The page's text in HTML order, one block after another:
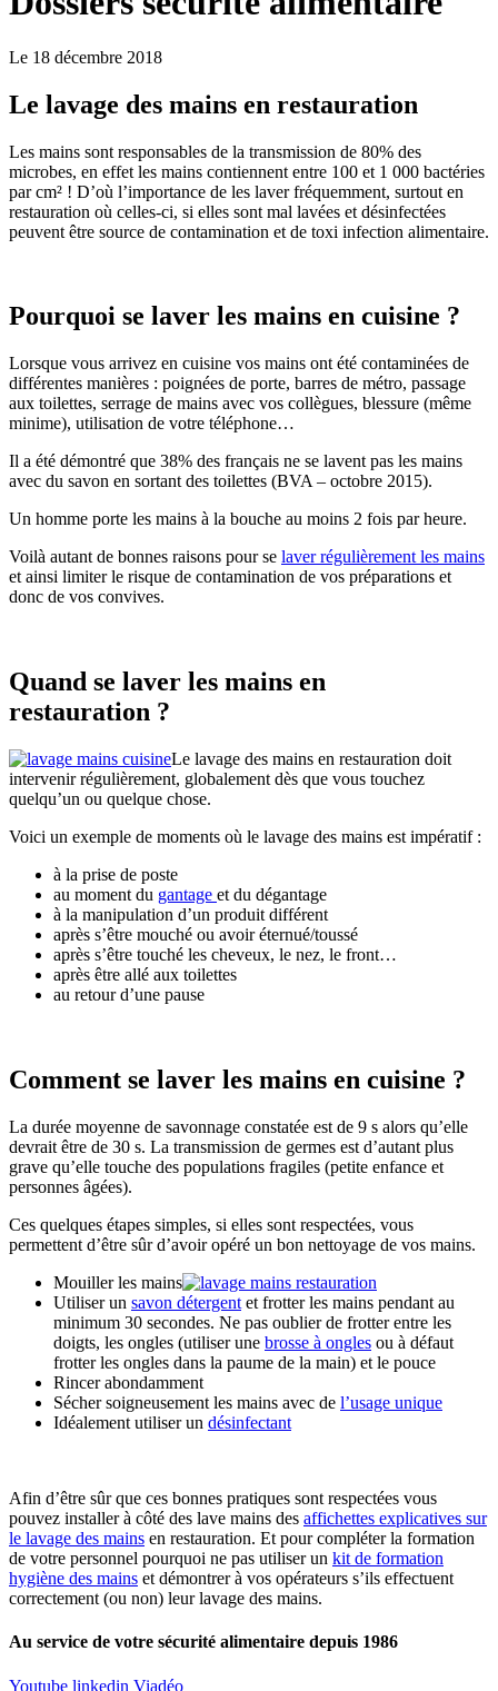
Le 18 décembre 2018
Le lavage des mains en restauration
Les mains sont responsables de la transmission de 80% des
microbes, en effet les mains contiennent entre 100 et 1 000 bactéries
par cm² ! D’où l’importance de les laver fréquemment, surtout en
restauration où celles-ci, si elles sont mal lavées et désinfectées
peuvent être source de contamination et de toxi infection alimentaire.
Pourquoi se laver les mains en cuisine ?
Lorsque vous arrivez en cuisine vos mains ont été contaminées de
différentes manières : poignées de porte, barres de métro, passage
aux toilettes, serrage de mains avec vos collègues, blessure (même
minime), utilisation de votre téléphone…
Il a été démontré que 38% des français ne se lavent pas les mains
avec du savon en sortant des toilettes (BVA – octobre 2015).
Un homme porte les mains à la bouche au moins 2 fois par heure.
Voilà autant de bonnes raisons pour se laver régulièrement les mains
et ainsi limiter le risque de contamination de vos préparations et
donc de vos convives.
Quand se laver les mains en
restauration ?
Le lavage des mains en restauration doit
intervenir régulièrement, globalement dès que vous touchez
quelqu’un ou quelque chose.
Voici un exemple de moments où le lavage des mains est impératif :
à la prise de poste
au moment du gantage et du dégantage
à la manipulation d’un produit différent
après s’être mouché ou avoir éternué/toussé
après s’être touché les cheveux, le nez, le front…
après être allé aux toilettes
au retour d’une pause
Comment se laver les mains en cuisine ?
La durée moyenne de savonnage constatée est de 9 s alors qu’elle
devrait être de 30 s. La transmission de germes est d’autant plus
grave qu’elle touche des populations fragiles (petite enfance et
personnes âgées).
Ces quelques étapes simples, si elles sont respectées, vous
permettent d’être sûr d’avoir opéré un bon nettoyage de vos mains.
Mouiller les mains
Utiliser un savon détergent et frotter les mains pendant au
minimum 30 secondes. Ne pas oublier de frotter entre les
doigts, les ongles (utiliser une brosse à ongles ou à défaut
frotter les ongles dans la paume de la main) et le pouce
Rincer abondamment
Sécher soigneusement les mains avec de l’usage unique
Idéalement utiliser un désinfectant
Afin d’être sûr que ces bonnes pratiques sont respectées vous
pouvez installer à côté des lave mains des affichettes explicatives sur
le lavage des mains en restauration. Et pour compléter la formation
de votre personnel pourquoi ne pas utiliser un kit de formation
hygiène des mains et démontrer à vos opérateurs s’ils effectuent
correctement (ou non) leur lavage des mains.
Au service de votre sécurité alimentaire depuis 1986
Youtube linkedin Viadéo